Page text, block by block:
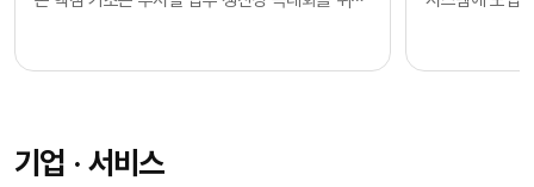
업의 업무 처리 속도를 비약적으로 단축시켰고, 디
기업 · 서비스